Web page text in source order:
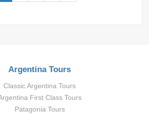
Argentina Tours
Classic Argentina Tours
First Class Tours
Patagonia Tours